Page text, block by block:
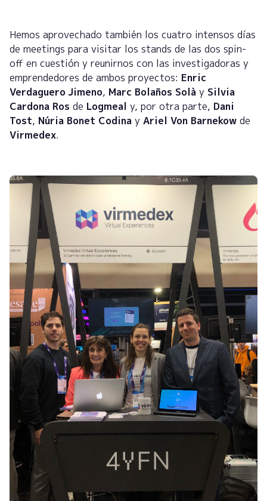
Hemos aprovechado también los cuatro intensos días
de meetings para visitar los stands de las dos spin-
off en cuestión y reunirnos con las investigadoras y
emprendedores de ambos proyectos: Enric
Verdaguero Jimeno, Marc Bolaños Solà y Silvia
Cardona Ros de Logmeal y, por otra parte, Dani
Tost, Núria Bonet Codina y Ariel Von Barnekow de
Virmedex.